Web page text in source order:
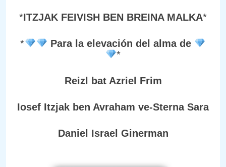
*ITZJAK FEIVISH BEN BREINA MALKA*
*
Para la elevación del alma de
*
Reizl bat Azriel Frim
Iosef Itzjak ben Avraham ve-Sterna Sara
Daniel Israel Ginerman